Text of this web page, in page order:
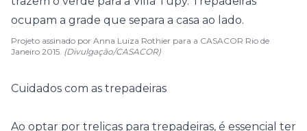
Projeto assinado por Anna Luiza Rothier para a CASACOR Rio de
Janeiro 2015. (Divulgação/CASACOR)
Cuidados com as trepadeiras
Ao optar por treliças para trepadeiras, é essencial ter